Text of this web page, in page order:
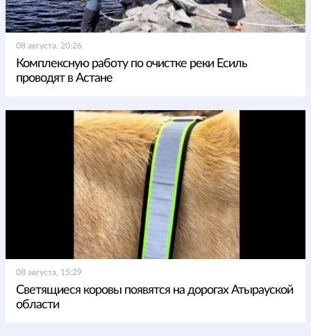
08 августа, 20:26
Комплексную работу по очистке реки Есиль
проводят в Астане
08 августа, 15:29
Светящиеся коровы появятся на дорогах Атырауской
области